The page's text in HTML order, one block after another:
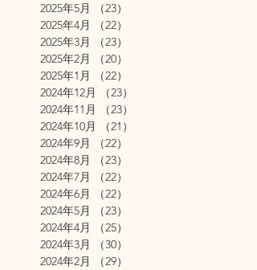
2025年5月
（23）
2025年4月
（22）
2025年3月
（23）
2025年2月
（20）
2025年1月
（22）
2024年12月
（23）
2024年11月
（23）
2024年10月
（21）
2024年9月
（22）
2024年8月
（23）
2024年7月
（22）
2024年6月
（22）
2024年5月
（23）
2024年4月
（25）
2024年3月
（30）
2024年2月
（29）